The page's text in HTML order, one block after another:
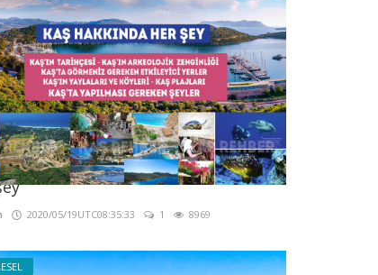
- Kaş Rehberi - Kaş Hakkında
2020/05/19UTC08:35:33 1 8969